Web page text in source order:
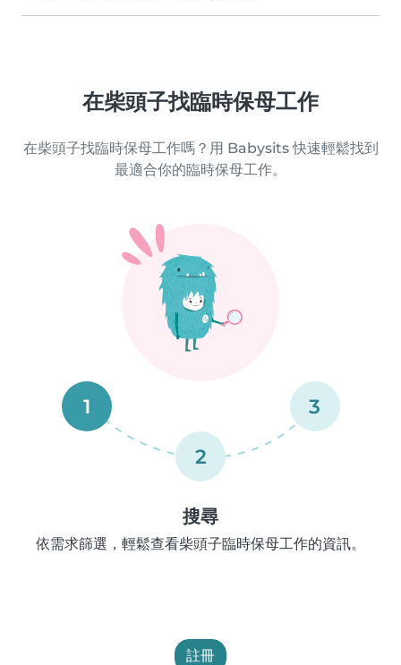
在柴頭子找臨時保母工作
在柴頭子找臨時保母工作嗎？用 Babysits 快速輕鬆找到
最適合你的臨時保母工作。
1
2
3
搜尋
依需求篩選，輕鬆查看柴頭子臨時保母工作的資訊。
註冊